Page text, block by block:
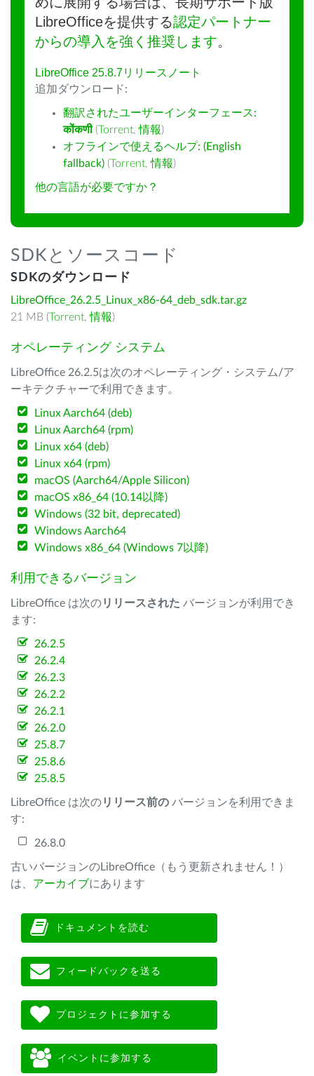
LibreOfficeを提供する認定パートナー
からの導入を強く推奨します。
LibreOffice 25.8.7リリースノート
追加ダウンロード:
翻訳されたユーザーインターフェース:
कोंकणी (Torrent,情報)
オフラインで使えるヘルプ: (English
fallback) (Torrent,情報)
他の言語が必要ですか？
SDKとソースコード
SDKのダウンロード
LibreOffice_26.2.5_Linux_x86-64_deb_sdk.tar.gz
21 MB (Torrent,情報)
オペレーティング システム
LibreOffice 26.2.5は次のオペレーティング・システム/ア
ーキテクチャーで利用できます。
Linux Aarch64 (deb)
Linux Aarch64 (rpm)
Linux x64 (deb)
Linux x64 (rpm)
macOS (Aarch64/Apple Silicon)
macOS x86_64 (10.14以降)
Windows (32 bit, deprecated)
Windows Aarch64
Windows x86_64 (Windows 7以降)
利用できるバージョン
LibreOffice は次のリリースされた バージョンが利用でき
ます:
26.2.5
26.2.4
26.2.3
26.2.2
26.2.1
26.2.0
25.8.7
25.8.6
25.8.5
LibreOffice は次のリリース前の バージョンを利用できま
す:
26.8.0
古いバージョンのLibreOffice（もう更新されません！）
は、 アーカイブにあります
ドキュメントを読む
フィードバックを送る
プロジェクトに参加する
イベントに参加する